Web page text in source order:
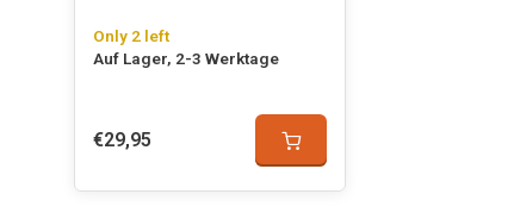
Only 2 left
Auf Lager, 2-3 Werktage
€29,95